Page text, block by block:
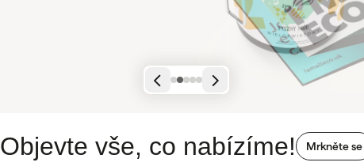
Objevte vše, co nabízíme! Mrkněte se